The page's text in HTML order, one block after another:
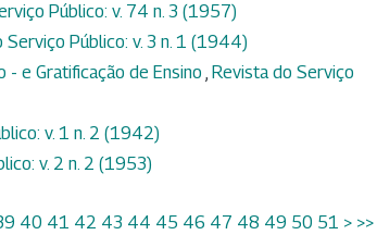
Público: v. 74 n. 3 (1957)
Serviço Público: v. 3 n. 1 (1944)
e Gratificação de Ensino , Revista do Serviço
v. 1 n. 2 (1942)
v. 2 n. 2 (1953)
40 41 42 43 44 45 46 47 48 49 50 51 > >>